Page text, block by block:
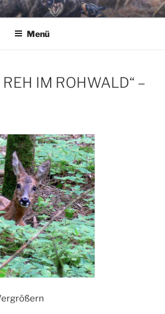
THOMAS BOLD
Menü
IM ROHWALD“ –